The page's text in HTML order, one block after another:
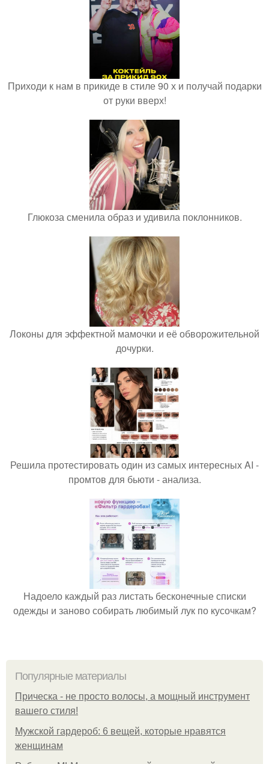
Приходи к нам в прикиде в стиле 90 х и получай подарки
от руки вверх!
Глюкоза сменила образ и удивила поклонников.
Локоны для эффектной мамочки и её обворожительной
дочурки.
Решила протестировать один из самых интересных AI -
промтов для бьюти - анализа.
Надоело каждый раз листать бесконечные списки
одежды и заново собирать любимый лук по кусочкам?
Популярные материалы
Прическа - не просто волосы, а мощный инструмент
вашего стиля!
Мужской гардероб: 6 вещей, которые нравятся
женщинам